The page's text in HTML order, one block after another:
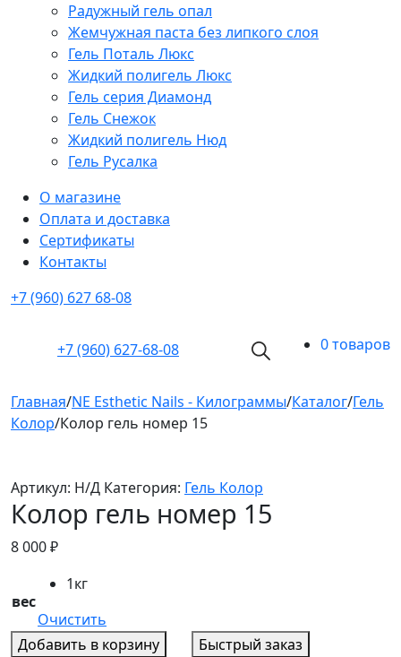
Радужный гель опал
Жемчужная паста без липкого слоя
Гель Поталь Люкс
Жидкий полигель Люкс
Гель серия Диамонд
Гель Снежок
Жидкий полигель Нюд
Гель Русалка
О магазине
Оплата и доставка
Cертификаты
Контакты
+7 (960) 627 68-08
+7 (960) 627-68-08 0 товаров
Главная/NE Esthetic Nails - Килограммы/Каталог/Гель
Колор/Колор гель номер 15
Артикул: Н/Д Категория: Гель Колор
Колор гель номер 15
8 000₽
вес
1кг
Очистить
Добавить в корзину
Быстрый заказ